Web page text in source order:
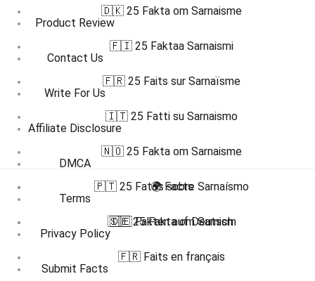
Product Review
Contact Us
Write For Us
Affiliate Disclosure
DMCA
Terms
Privacy Policy
Submit Facts
🇩🇰 25 Fakta om Sarnaisme
🇫🇮 25 Faktaa Sarnaismi
🇫🇷 25 Faits sur Sarnaïsme
🇮🇹 25 Fatti su Sarnaismo
🇳🇴 25 Fakta om Sarnaisme
🇵🇹 25 Fatos sobre Sarnaísmo
🇸🇪 25 Fakta om Sarnism
🌍 Facts
🇩🇪 Fakten auf Deutsch
🇫🇷 Faits en français